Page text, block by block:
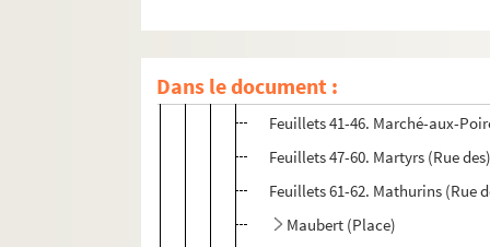
Dans le document :Feuillets 37-40. Lune (Rue de la)
Feuillets 41-46. Marché-aux-
Feuillets 47-60. Martyrs (Rue
Feuillets 61-62. Mathurins (Rue
Maubert (Place)